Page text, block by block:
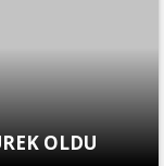
OLDU